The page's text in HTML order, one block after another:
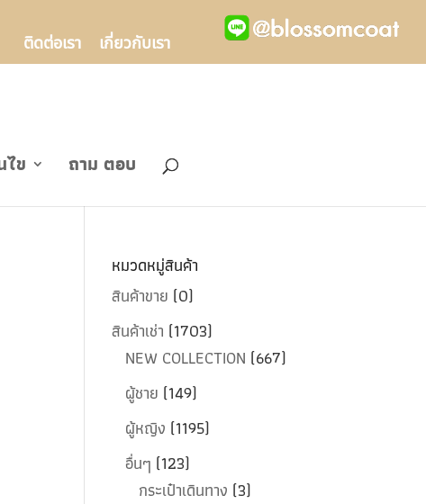
ติดต่อเรา
เกี่ยวกับเรา
ไข ถาม ตอบ
หมวดหมู่สินค้า
สินค้าขาย (0)
สินค้าเช่า (1703)
NEW COLLECTION (667)
ผู้ชาย (149)
ผู้หญิง (1195)
อื่นๆ (123)
กระเป๋าเดินทาง (3)